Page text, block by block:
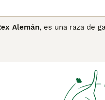
Alemán, es una raza de
con pómulos
lo que los hace
la salud de su delicado
mental y física para